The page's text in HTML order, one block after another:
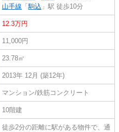
山手線 「駒込 」駅 徒歩10分
12.3万円
11,000円
23.78㎡
2013年 12月 (築12年)
マンション/鉄筋コンクリート
10階建
徒歩2分の距離に駅がある物件で、通